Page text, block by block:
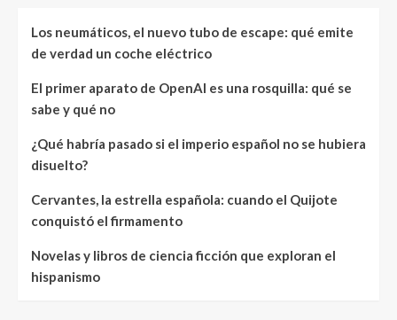
Los neumáticos, el nuevo tubo de escape: qué emite
de verdad un coche eléctrico
El primer aparato de OpenAI es una rosquilla: qué se
sabe y qué no
¿Qué habría pasado si el imperio español no se hubiera
disuelto?
Cervantes, la estrella española: cuando el Quijote
conquistó el firmamento
Novelas y libros de ciencia ficción que exploran el
hispanismo